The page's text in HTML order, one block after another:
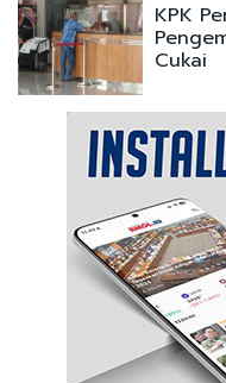
KPK
Cukai